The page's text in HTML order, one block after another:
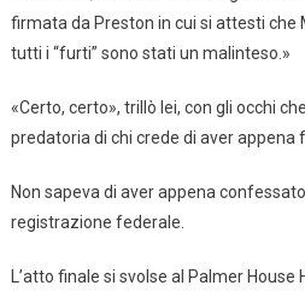
firmata da Preston in cui si attesti che
tutti i “furti” sono stati un malinteso.»
«Certo, certo», trillò lei, con gli occhi
predatoria di chi crede di aver appena
Non sapeva di aver appena
registrazione federale.
L’atto finale si svolse al Palmer House